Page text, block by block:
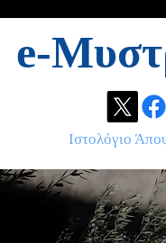
e-
Ιστολόγιο